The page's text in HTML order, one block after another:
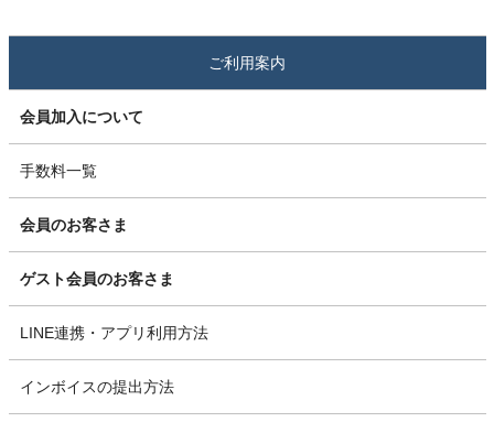
ご利用案内
会員加入について
手数料一覧
会員のお客さま
ゲスト会員のお客さま
LINE連携・アプリ利用方法
インボイスの提出方法